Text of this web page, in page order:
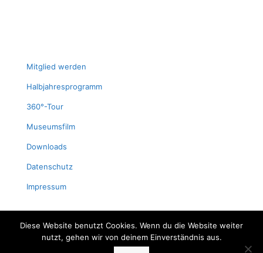
Mit­glied werden
Halb­jah­res­pro­gramm
360°-Tour
Muse­ums­film
Down­loads
Daten­schutz
Impres­sum
© 2024 Fischereimuseum Bergheim/Sieg
Diese Website benutzt Cookies. Wenn du die Website weiter
nutzt, gehen wir von deinem Einverständnis aus.